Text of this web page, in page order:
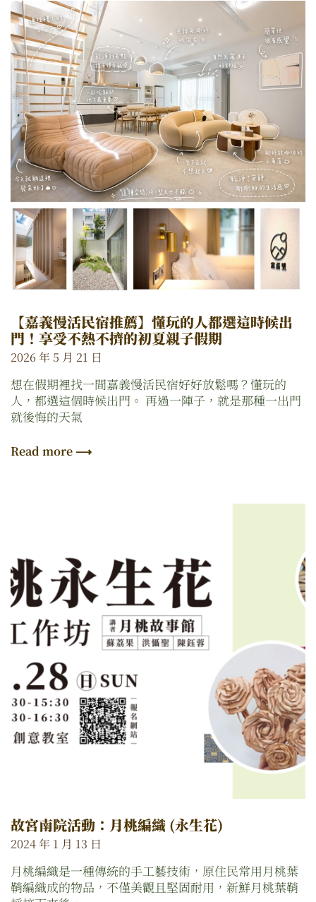
【嘉義慢活民宿推薦】懂玩的人都選這時候出
門！享受不熱不擠的初夏親子假期
2026 年 5 月 21 日
想在假期裡找一間嘉義慢活民宿好好放鬆嗎？懂玩的
人，都選這個時候出門。 再過一陣子，就是那種一出門
就後悔的天氣
Read more ⟶
故宮南院活動：月桃編織 (永生花)
2024 年 1 月 13 日
月桃編織是一種傳統的手工藝技術，原住民常用月桃葉
鞘編織成的物品，不僅美觀且堅固耐用，新鮮月桃葉鞘